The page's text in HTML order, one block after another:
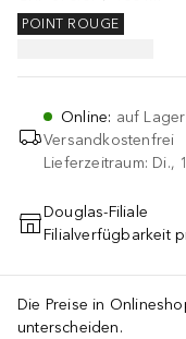
POINT ROUGE
Online: auf Lager
Versandkostenfrei
Lieferzeitraum: Di.,
IN
Douglas-Filiale
Filialverfügbarkeit
Die Preise in
unterscheiden.